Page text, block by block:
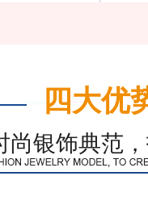
四大优
银饰典范